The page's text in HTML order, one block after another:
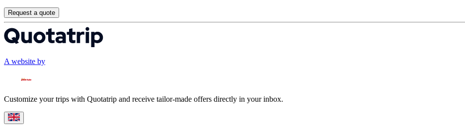
Request a quote
A website by
Customize your trips with Quotatrip and receive tailor-made offers directly in your inbox.